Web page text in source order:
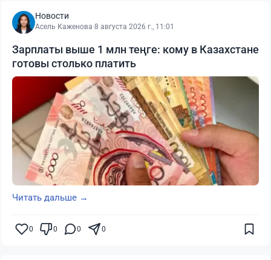
Новости
Асель Каженова·8 августа 2026 г., 11:01
Зарплаты выше 1 млн теңге: кому в Казахстане
готовы столько платить
Читать дальше →
0 0 0 0